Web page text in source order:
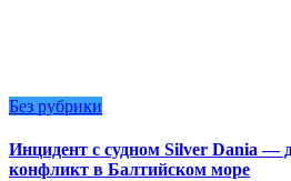
Без рубрики
Инцидент с судном Silver Dania —
конфликт в Балтийском море